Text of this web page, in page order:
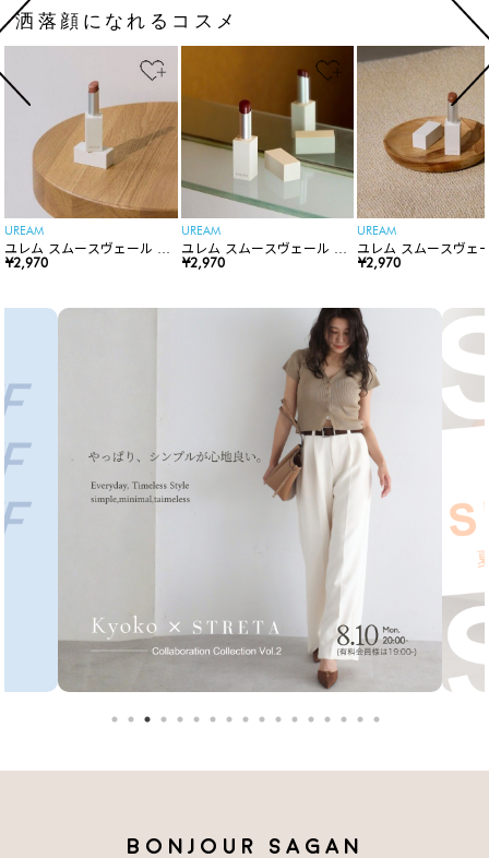
洒落顔になれるコスメ
UREAM
ユレム スムースヴェール リ
ップスティック
¥2,970
UREAM
ユレム スムースヴェール リ
ップスティック
¥2,970
UREAM
ユレム スムースヴェ
ップスティック
¥2,970
BONJOUR SAGAN